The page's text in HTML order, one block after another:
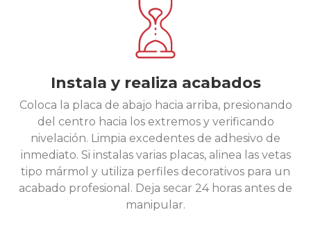
Instala y realiza acabados
Coloca la placa de abajo hacia arriba, presionando
del centro hacia los extremos y verificando
nivelación. Limpia excedentes de adhesivo de
inmediato. Si instalas varias placas, alinea las vetas
tipo mármol y utiliza perfiles decorativos para un
acabado profesional. Deja secar 24 horas antes de
manipular.